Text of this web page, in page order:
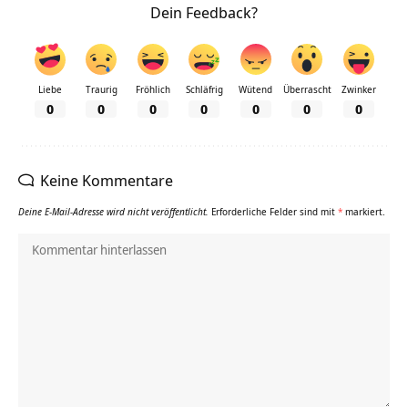
Dein Feedback?
Liebe
0
Traurig
0
Fröhlich
0
Schläfrig
0
Wütend
0
Überrascht
0
Zwinker
0
Keine Kommentare
Deine E-Mail-Adresse wird nicht veröffentlicht. Erforderliche Felder sind mit * markiert.